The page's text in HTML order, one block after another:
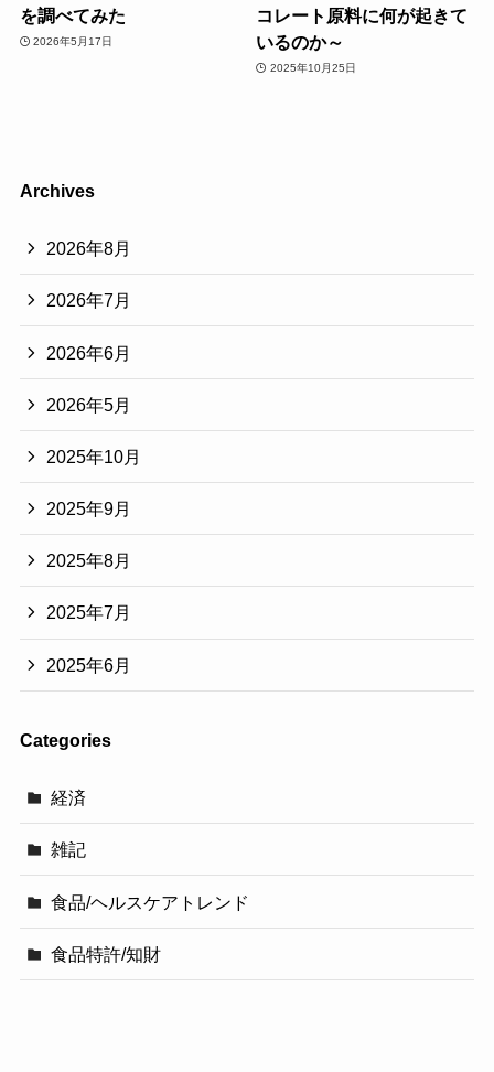
を調べてみた
2026年5月17日
コレート原料に何が起きて
いるのか～
2025年10月25日
Archives
2026年8月
2026年7月
2026年6月
2026年5月
2025年10月
2025年9月
2025年8月
2025年7月
2025年6月
Categories
経済
雑記
食品/ヘルスケアトレンド
食品特許/知財